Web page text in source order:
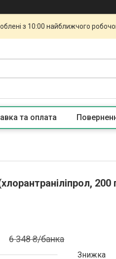
з 10:00 найближчого
та оплата
6 348 ₴/банка